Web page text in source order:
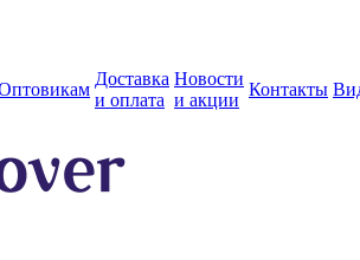
Доставка
и оплата
Новости
и акции
Контакты